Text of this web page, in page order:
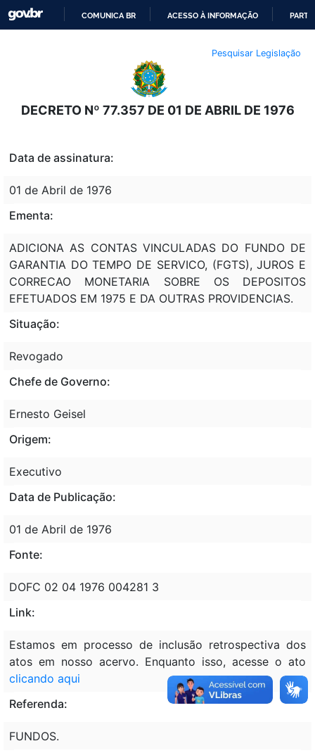
O
CONTEÚDO
COMUNICA BR ACESSO À INFORMAÇÃO
Pesquisar Legislação
DECRETO Nº 77.357 DE 01 DE ABRIL DE 1976
Data de assinatura:
01 de Abril de 1976
Ementa:
ADICIONA AS CONTAS VINCULADAS DO FUNDO DE
GARANTIA DO TEMPO DE SERVICO, (FGTS), JUROS E
CORRECAO MONETARIA SOBRE OS DEPOSITOS
EFETUADOS EM 1975 E DA OUTRAS PROVIDENCIAS.
Situação:
Revogado
Chefe de Governo:
Ernesto Geisel
Origem:
Executivo
Data de Publicação:
01 de Abril de 1976
Fonte:
DOFC 02 04 1976 004281 3
Link:
Estamos em processo de inclusão retrospectiva dos
atos em nosso acervo. Enquanto isso, acesse o ato
clicando aqui
Referenda:
FUNDOS.